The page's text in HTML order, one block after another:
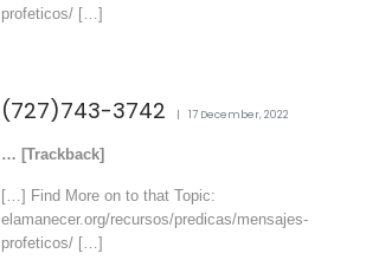
profeticos/ […]
(727)743-3742 17 December, 2022
… [Trackback]
[…] Find More on to that Topic:
elamanecer.org/recursos/predicas/mensajes-
profeticos/ […]